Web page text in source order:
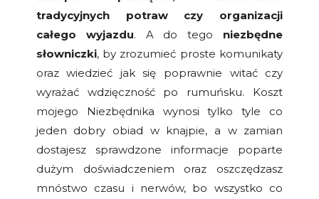
tradycyjnych potraw czy organizacji
całego wyjazdu. A do tego niezbędne
słowniczki, by zrozumieć proste komunikaty
oraz wiedzieć jak się poprawnie witać czy
wyrażać wdzięczność po rumuńsku. Koszt
mojego Niezbędnika wynosi tylko tyle co
jeden dobry obiad w knajpie, a w zamian
dostajesz sprawdzone informacje poparte
dużym doświadczeniem oraz oszczędzasz
mnóstwo czasu i nerwów, bo wszystko co